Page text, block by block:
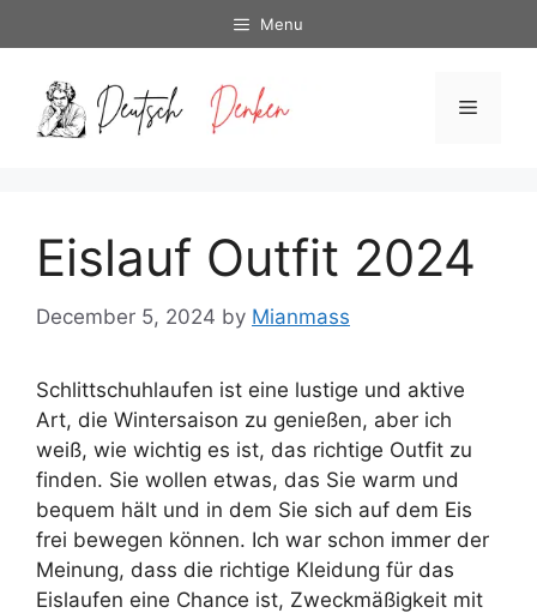
to
Menu
Menu
Eislauf Outfit 2024
December 5, 2024 by Mianmass
Schlittschuhlaufen ist eine lustige und aktive
Art, die Wintersaison zu genießen, aber ich
weiß, wie wichtig es ist, das richtige Outfit zu
finden. Sie wollen etwas, das Sie warm und
bequem hält und in dem Sie sich auf dem Eis
frei bewegen können. Ich war schon immer der
Meinung, dass die richtige Kleidung für das
Eislaufen eine Chance ist, Zweckmäßigkeit mit